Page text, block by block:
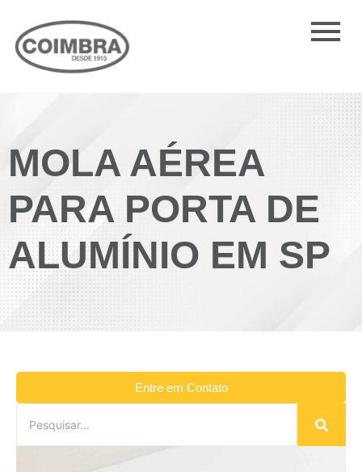
MOLA AÉREA
PARA PORTA DE
ALUMÍNIO EM SP
Entre em Contato